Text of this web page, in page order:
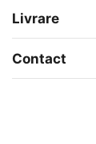
Livrare
Contact